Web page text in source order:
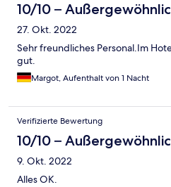
10/10 –
27. Okt. 2022
Sehr freundliches Personal.Im
gut.
Margot, Aufenthalt von 1 Nacht
Verifizierte Bewertung
10/10 –
9. Okt. 2022
Alles OK.